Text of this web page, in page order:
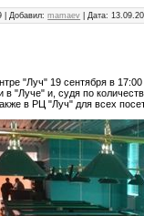
| Добавил:mamaev | Дата:
"Луч" 19 сентября в
в "Луче" и, судя по
в РЦ "Луч" для всех